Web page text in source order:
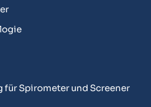
für Spirometer und Screener